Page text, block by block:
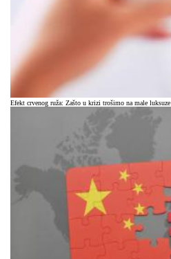
Efekt crvenog ruža: Zašto u krizi trošimo na male luksuze